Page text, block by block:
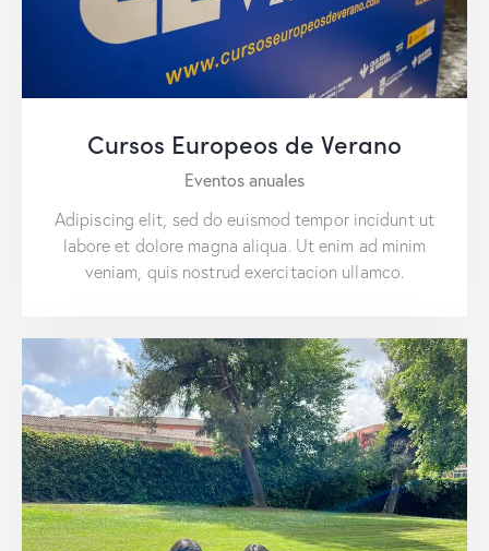
Cursos Europeos de Verano
Eventos anuales
Adipiscing elit, sed do euismod tempor incidunt ut
labore et dolore magna aliqua. Ut enim ad minim
veniam, quis nostrud exercitacion ullamco.